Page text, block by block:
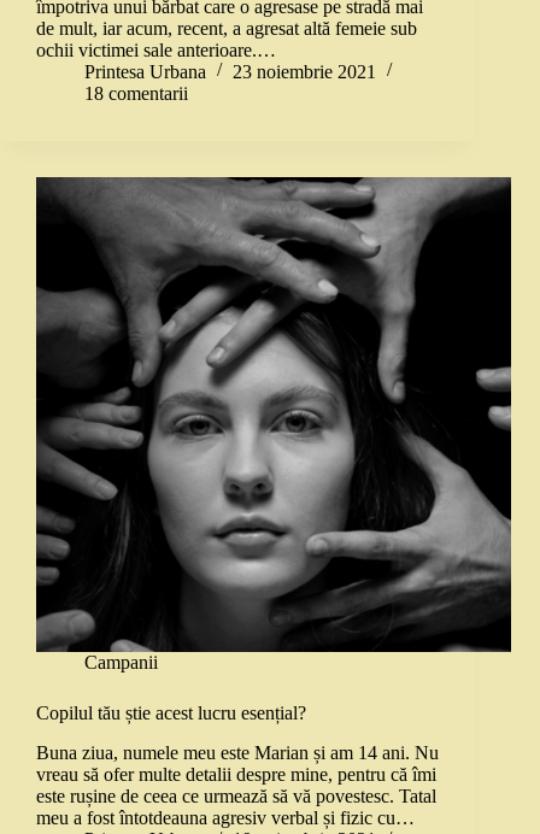
împotriva unui bărbat care o agresase pe stradă mai
de mult, iar acum, recent, a agresat altă femeie sub
ochii victimei sale anterioare.…
Printesa Urbana
23 noiembrie 2021
18 comentarii
Campanii
Copilul tău știe acest lucru esențial?
Buna ziua, numele meu este Marian și am 14 ani. Nu
vreau să ofer multe detalii despre mine, pentru că îmi
este rușine de ceea ce urmează să vă povestesc. Tatal
meu a fost întotdeauna agresiv verbal și fizic cu…